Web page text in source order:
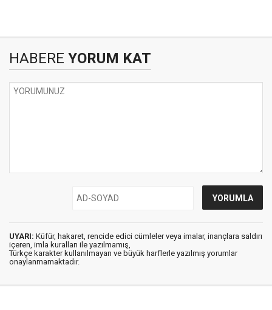
HABERE YORUM KAT
UYARI: Küfür, hakaret, rencide edici cümleler veya imalar, inançlara saldırı
içeren, imla kuralları ile yazılmamış,
Türkçe karakter kullanılmayan ve büyük harflerle yazılmış yorumlar
onaylanmamaktadır.